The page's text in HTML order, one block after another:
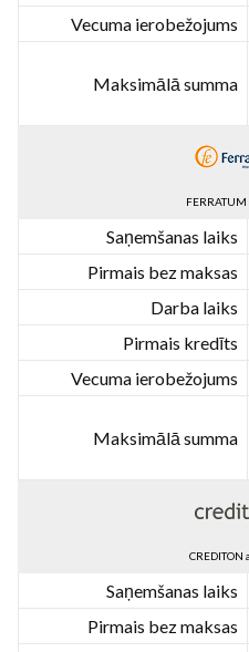
Vecuma ierobežojums
Maksimālā summa
Saņemšanas laiks
Pirmais bez maksas
Darba laiks
Pirmais kredīts
Vecuma ierobežojums
Maksimālā summa
Saņemšanas laiks
Pirmais bez maksas